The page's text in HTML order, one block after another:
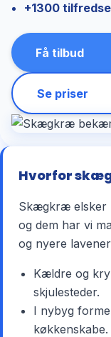
+1300
Få tilbud
Se priser
Hvorfor
Skægkræ elsker
og dem har vi
og nyere
Kældre og
skjulesteder.
I nybyg
køkkenskabe.